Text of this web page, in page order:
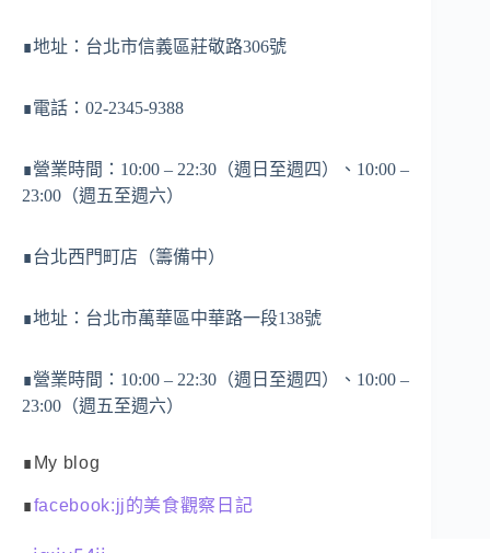
∎地址：台北市信義區莊敬路306號
∎電話：02-2345-9388
∎營業時間：10:00 – 22:30（週日至週四）、10:00 –
23:00（週五至週六）
∎台北西門町店（籌備中）
∎地址：台北市萬華區中華路一段138號
∎營業時間：10:00 – 22:30（週日至週四）、10:00 –
23:00（週五至週六）
∎My blog
∎facebook:jj的美食觀察日記